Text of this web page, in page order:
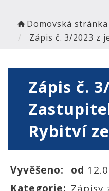
Domovská stránka
Zápis č. 3/2023 z
Zápis č.
Rybitví
Vyvěšeno: od